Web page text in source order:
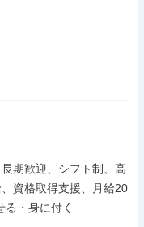
期歓迎、シフト制、高
資格取得支援、月給20
・身に付く